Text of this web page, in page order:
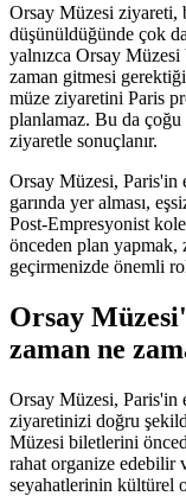
Orsay Müzesi ziyareti,
düşünüldüğünde çok
yalnızca Orsay Müzesi
zaman gitmesi
müze ziyaretini Paris
planlamaz. Bu da
ziyaretle sonuçlanır.
Orsay Müzesi, Paris'in
garında yer alması,
Post-Empresyonist
önceden plan
geçirmenizde önemli
Orsay
zaman ne
Orsay Müzesi, Paris'in
ziyaretinizi doğru
Müzesi biletlerini
rahat organize edebilir
seyahatlerinin kültürel